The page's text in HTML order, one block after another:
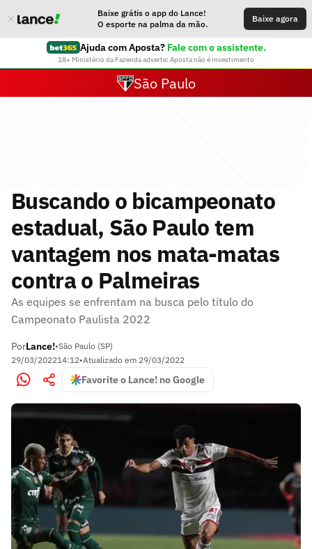
Baixe grátis o app do Lance!
O esporte na palma da mão.
Baixe agora
Ajuda com Aposta? Fale com o assistente.
18+ Ministério da Fazenda adverte: Aposta não é investimento
São Paulo
Buscando o bicampeonato
estadual, São Paulo tem
vantagem nos mata-matas
contra o Palmeiras
As equipes se enfrentam na busca pelo título do
Campeonato Paulista 2022
PorLance!•São Paulo (SP)
29/03/202214:12•Atualizado em 29/03/2022
Favorite o Lance! no Google